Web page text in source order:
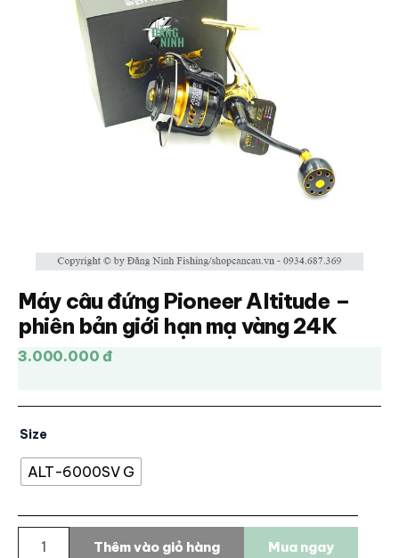
Máy câu đứng Pioneer Altitude –
phiên bản giới hạn mạ vàng 24K
3.000.000 đ
Size
ALT-6000SV G
Thêm vào giỏ hàng Mua ngay